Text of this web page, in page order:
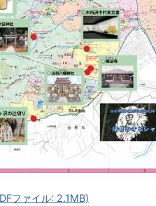
ファイル: 2.1MB)